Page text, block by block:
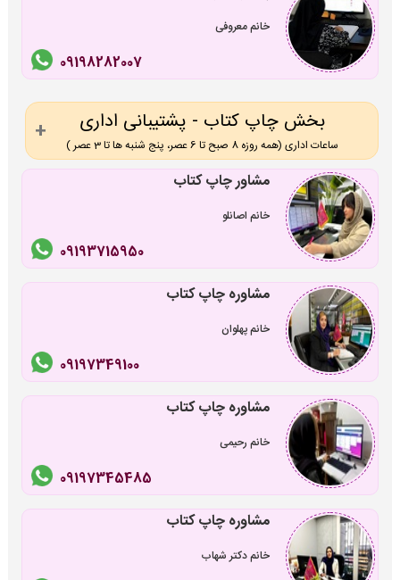
خانم معروفی
09198282007
بخش چاپ کتاب - پشتیبانی اداری
ساعات اداری (همه روزه 8 صبح تا 6 عصر، پنج شنبه ها تا 3 عصر )
مشاور چاپ کتاب
خانم اصانلو
09193715950
مشاوره چاپ کتاب
خانم پهلوان
09197349100
مشاوره چاپ کتاب
خانم رحیمی
09197345485
مشاوره چاپ کتاب
خانم دکتر شهاب